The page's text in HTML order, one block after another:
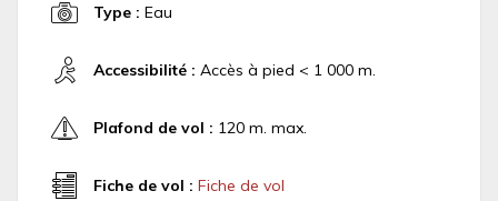
Type : Eau
Accessibilité : Accès à pied < 1 000 m.
Plafond de vol : 120 m. max.
Fiche de vol : Fiche de vol